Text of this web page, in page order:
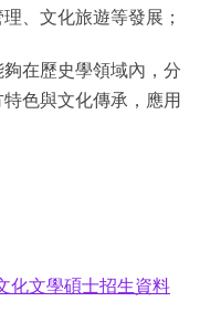
、文化旅遊等發展；
在歷史學領域內，分
色與文化傳承，應用
化文學碩士招生資料